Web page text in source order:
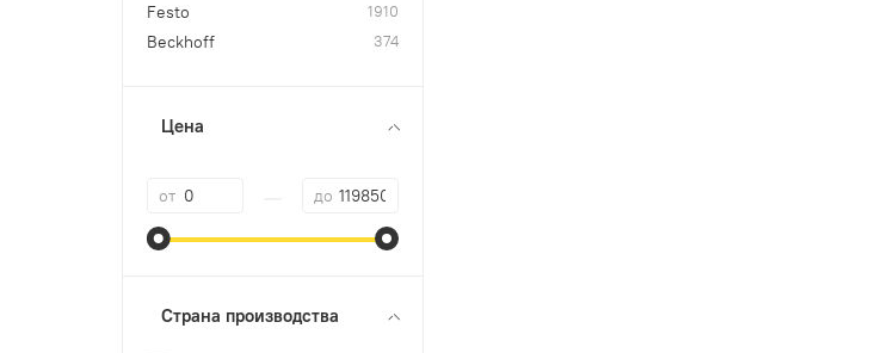
Festo 1910
Beckhoff 374
Цена
от до
Страна производства